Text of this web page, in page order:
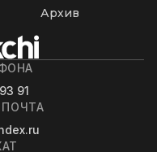
Архив
91